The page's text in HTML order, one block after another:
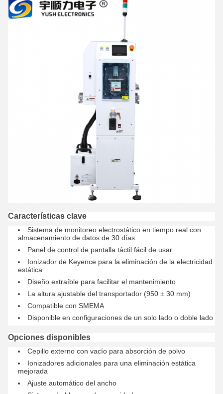
Características clave
Sistema de monitoreo electrostático en tiempo real con
almacenamiento de datos de 30 días
Panel de control de pantalla táctil fácil de usar
Ionizador de Keyence para la eliminación de la electricidad
estática
Diseño extraíble para facilitar el mantenimiento
La altura ajustable del transportador (950 ± 30 mm)
Compatible con SMEMA
Disponible en configuraciones de un solo lado o doble lado
Opciones disponibles
Cepillo externo con vacío para absorción de polvo
Ionizadores adicionales para una eliminación estática
mejorada
Ajuste automático del ancho